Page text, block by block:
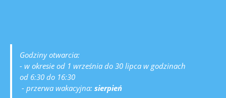
Godziny otwarcia:
- w okresie od 1 września do 30 lipca w godzinach
od 6:30 do 16:30
- przerwa wakacyjna: sierpień